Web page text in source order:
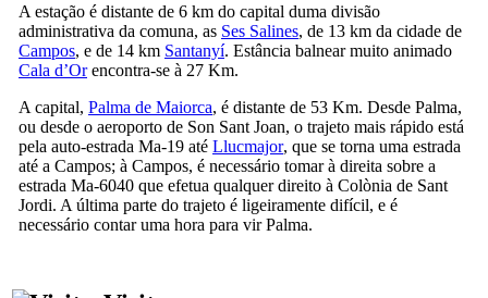
A estação é distante de 6 km do capital duma divisão
administrativa da comuna, as Ses Salines, de 13 km da cidade de
Campos, e de 14 km Santanyí. Estância balnear muito animado
Cala d’Orencontra-se à 27 Km.
A capital, Palma de Maiorca, é distante de 53 Km. Desde Palma,
ou desde o aeroporto de Son Sant Joan, o trajeto mais rápido está
pela auto-estrada Ma-19 até Llucmajor, que se torna uma estrada
até a Campos; à Campos, é necessário tomar à direita sobre a
estrada Ma-6040 que efetua qualquer direito à Colònia de Sant
Jordi. A última parte do trajeto é ligeiramente difícil, e é
necessário contar uma hora para virPalma.